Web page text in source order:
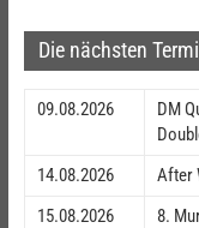
Die nächsten
09.08.2026
DM
14.08.2026
After
15.08.2026
8.